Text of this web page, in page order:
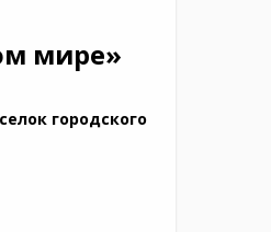
мире»
городского